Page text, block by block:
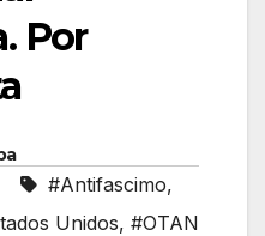
Por
#Antifascimo,
Unidos, #OTAN